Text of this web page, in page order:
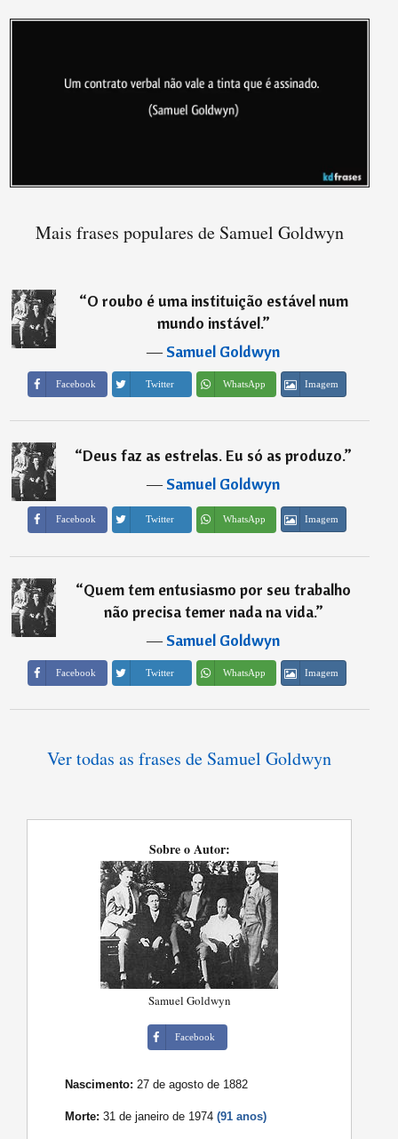
Mais frases populares de Samuel Goldwyn
“O roubo é uma instituição estável num
mundo instável.”
―Samuel Goldwyn
Facebook Twitter WhatsApp Imagem
“Deus faz as estrelas. Eu só as produzo.”
―Samuel Goldwyn
Facebook Twitter WhatsApp Imagem
“Quem tem entusiasmo por seu trabalho
não precisa temer nada na vida.”
―Samuel Goldwyn
Facebook Twitter WhatsApp Imagem
Ver todas as frases de Samuel Goldwyn
Sobre o Autor:
Samuel Goldwyn
Facebook
Nascimento: 27 de agosto de 1882
Morte: 31 de janeiro de 1974(91 anos)